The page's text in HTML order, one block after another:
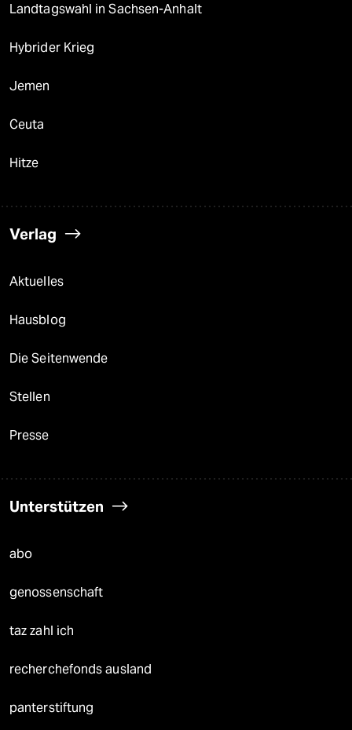
Landtagswahl in Sachsen-Anhalt
Hybrider Krieg
Jemen
Ceuta
Hitze
Verlag
Aktuelles
Hausblog
Die Seitenwende
Stellen
Presse
Unterstützen
abo
genossenschaft
taz zahl ich
recherchefonds ausland
panterstiftung